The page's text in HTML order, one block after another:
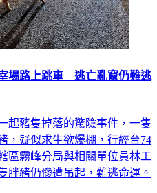
場路上跳車 逃亡亂竄仍難逃
起豬隻掉落的驚險事件，一隻
，疑似求生欲爆棚，行經台74
區霧峰分局與相關單位員林工
胖豬仍慘遭吊起，難逃命運。